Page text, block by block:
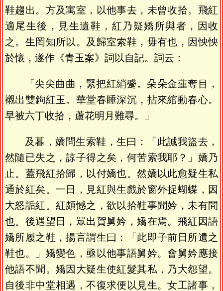
鞋趨出。方及寓室，以他事去，未曾收拾。飛紅
適尾生後，見生遺鞋，紅乃疑嬌所與者，因收
之。生罔知所以。及歸室索鞋，毋有也，因怏怏
於懷，遂作《青玉案》詞以自記。詞云：
「尖尖曲曲，緊把紅綃蹙。朵朵金蓮奪目，
襯出雙鉤紅玉。華堂春睡深沉，拈來綰動春心。
早被六丁收拾，蘆花明月難尋。」
及暮，嬌問生索鞋，生曰：「此誠我盜去，
然隨已失之，諒子得之矣，何苦索我耶？」嬌乃
止。蓋飛紅拾歸，以付嬌也。然嬌以此愈疑生私
通於紅矣。一日，見紅與生戲於窗外捉蝴蝶，因
大怒詬紅。紅頗憾之，欲以拾鞋事聞妗，未有間
也。後遇望日，眾出賀舅妗，嬌在焉。飛紅因語
嬌所履之鞋，揚言謂生曰：「此即子前日所遺之
鞋也。」嬌變色，亟以他事語舅妗。會舅妗應接
他語不聞。嬌因大疑生使紅髮其私，乃大怨望。
自後非中堂相遇，不復求便以見生。女工諸事，